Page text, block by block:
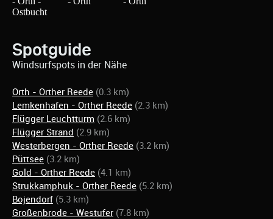
Spotguide
Windsurfspots in der Nähe
Orth - Orther Reede (0.3 km)
Lemkenhafen - Orther Reede (2.3 km)
Flügger Leuchtturm (2.6 km)
Flügger Strand (2.9 km)
Westerbergen - Orther Reede (3.2 km)
Püttsee (3.2 km)
Gold - Orther Reede (4.1 km)
Strukkamphuk - Orther Reede (5.2 km)
Bojendorf (5.3 km)
Großenbrode - Westufer (7.8 km)